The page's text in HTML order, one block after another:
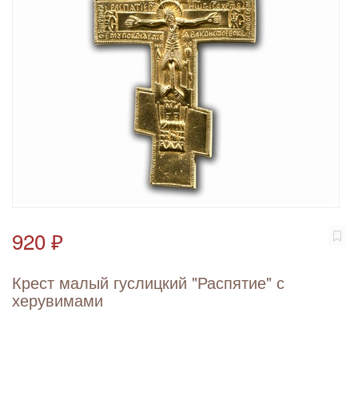
920 ₽
Крест малый гуслицкий "Распятие" с
херувимами